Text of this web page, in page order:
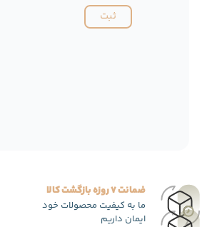
ثبت
ضمانت 7 روزه بازگشت کالا
ما به کیفیت محصولات خود
ایمان داریم